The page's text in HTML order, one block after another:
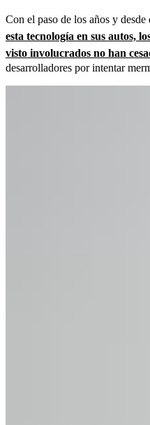
Con el paso de los años y desde
esta tecnología en sus autos,
visto involucrados no han
desarrolladores por intentar